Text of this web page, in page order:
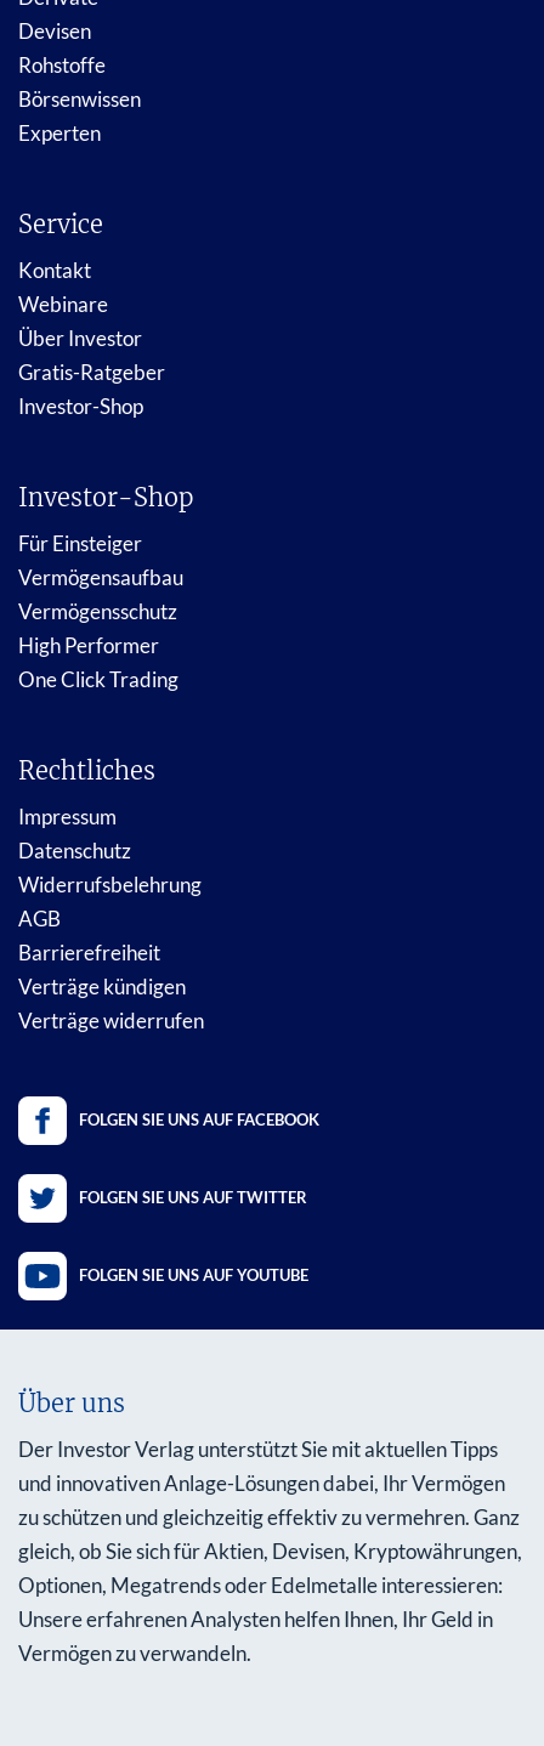
Devisen
Rohstoffe
Börsenwissen
Experten
Service
Kontakt
Webinare
Über Investor
Gratis-Ratgeber
Investor-Shop
Investor-Shop
Für Einsteiger
Vermögensaufbau
Vermögensschutz
High Performer
One Click Trading
Rechtliches
Impressum
Datenschutz
Widerrufsbelehrung
AGB
Barrierefreiheit
Verträge kündigen
Verträge widerrufen
FOLGEN SIE UNS AUF FACEBOOK
FOLGEN SIE UNS AUF TWITTER
FOLGEN SIE UNS AUF YOUTUBE
Über uns
Der Investor Verlag unterstützt Sie mit aktuellen Tipps
und innovativen Anlage-Lösungen dabei, Ihr Vermögen
zu schützen und gleichzeitig effektiv zu vermehren. Ganz
gleich, ob Sie sich für Aktien, Devisen, Kryptowährungen,
Optionen, Megatrends oder Edelmetalle interessieren:
Unsere erfahrenen Analysten helfen Ihnen, Ihr Geld in
Vermögen zu verwandeln.